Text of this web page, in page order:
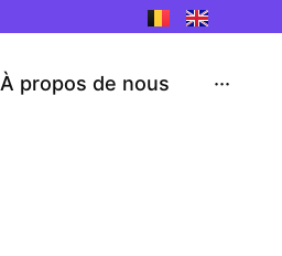
À propos de nous ···